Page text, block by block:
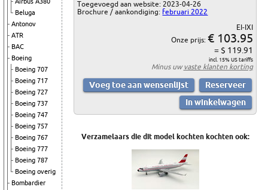
Beluga
Antonov
ATR
BAC
Boeing
Boeing 707
Boeing 717
Boeing 727
Boeing 737
Boeing 747
Boeing 757
Boeing 767
Boeing 777
Boeing 787
Boeing overig
Bombardier
Toegevoegd aan website: 2023-04-26
Brochure / aankondiging: februari 2022
EI-IXI
Onze prijs: € 103.95
= $ 119.91
incl. 15% US tariffs
Minus uwvaste klanten korting
Verzamelaars die dit model kochten kochten ook: